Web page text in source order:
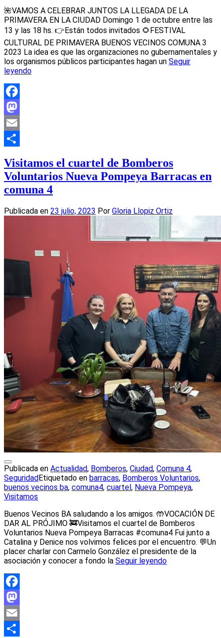
🌺VAMOS A CELEBRAR JUNTOS LA LLEGADA DE LA
PRIMAVERA EN LA CIUDAD Domingo 1 de octubre entre las
13 y las 18 hs. 👉Están todos invitados 🌻FESTIVAL
CULTURAL DE PRIMAVERA BUENOS VECINOS COMUNA 3
2023 La idea es que las organizaciones no gubernamentales y
los organismos públicos participantes hagan un Seguir
leyendo
Facebook
Mastodon
Email
Visitamos el cuartel de Bomberos
Voluntarios Nueva Pompeya Barracas en
comuna 4
Publicada en 23 julio, 2023 Por Gloria Llopiz Ortiz
Publicada en Actualidad, Bomberos, Ciudad, Comuna 4,
Seguridad Etiquetado en barracas, Bomberos Voluntarios,
buenos vecinos ba, comuna4, cuartel , Nueva Pompeya,
Visitamos
Buenos Vecinos BA saludando a los amigos. 🤲VOCACIÓN DE
DAR AL PRÓJIMO 🚒Visitamos el cuartel de Bomberos
Voluntarios Nueva Pompeya Barracas #comuna4 Fui junto a
Catalina y Denice nos volvimos felices por el encuentro. 💬Un
placer charlar con Carmelo González el presidente de la
asociación y conocer a fondo la Seguir leyendo
Facebook
Mastodon
Email